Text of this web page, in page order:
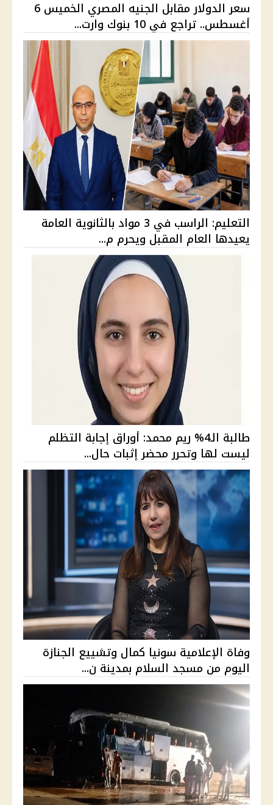
سعر الدولار مقابل الجنيه المصري الخميس 6
أغسطس.. تراجع في 10 بنوك وارت...
التعليم: الراسب في 3 مواد بالثانوية العامة
يعيدها العام المقبل ويحرم م...
طالبة الـ4% ريم محمد: أوراق إجابة التظلم
ليست لها وتحرر محضر إثبات حال...
وفاة الإعلامية سونيا كمال وتشييع الجنازة
اليوم من مسجد السلام بمدينة ن...